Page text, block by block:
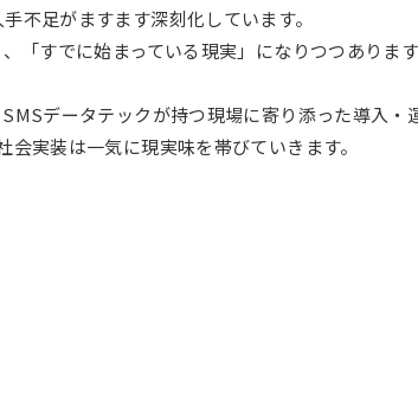
不足がますます深刻化しています。
「すでに始まっている現実」になりつつありま
データテックが持つ現場に寄り添った導入・
実装は一気に現実味を帯びていきます。